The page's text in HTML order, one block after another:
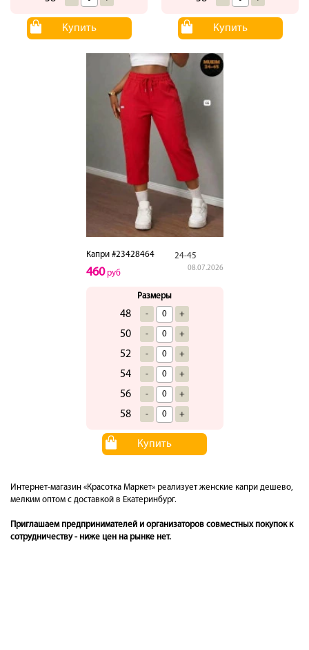
Купить Купить
Капри #23428464 24-45
08.07.2026
460руб
Размеры
48 - +
50 - +
52 - +
54 - +
56 - +
58 - +
Купить
Интернет-магазин «Красотка Маркет» реализует женские капри дешево,
мелким оптом с доставкой в Екатеринбург.
Приглашаем предпринимателей и организаторов совместных покупок к
сотрудничеству - ниже цен на рынке нет.